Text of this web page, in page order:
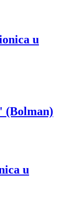
u
(Bolman)
u